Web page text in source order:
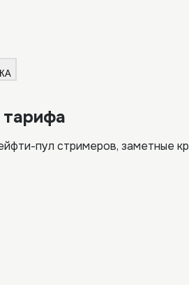
пул стримеров, заметные